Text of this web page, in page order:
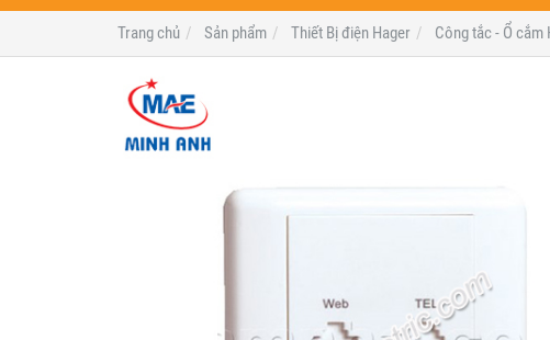
Trang chủ Sản phẩm Thiết Bị điện Hager Công tắc - Ổ cắm